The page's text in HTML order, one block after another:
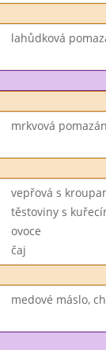
lahůdková
mrkvová
vepřová s
těstoviny s
ovoce
čaj
medové máslo,